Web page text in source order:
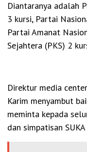
Diantaranya adalah
3 kursi, Partai
Partai Amanat
Sejahtera (PKS) 2
Direktur media
Karim menyambut
meminta kepada
dan simpatisan